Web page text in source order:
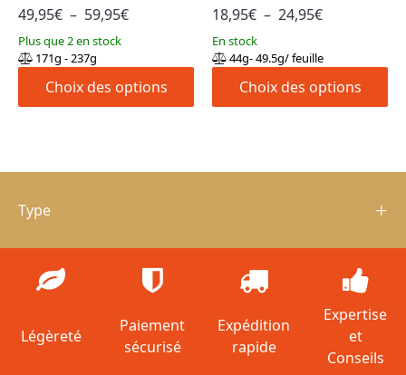
49,95€ – 59,95€Plage
49,95€
Plus que 2 en stock
171g - 237g
Choix des options
page
du
produit
18,95€ – 24,95€Plage
prix :
18,95€
En stock
44g- 49.5g/ feuille
Choix des options
page
du
produit
Type
Légèreté
Paiement
sécurisé
Expédition
rapide
Expertise
et
Conseils